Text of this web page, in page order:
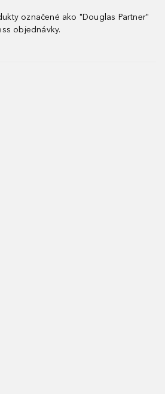
označené ako "Douglas Partner"
objednávky.